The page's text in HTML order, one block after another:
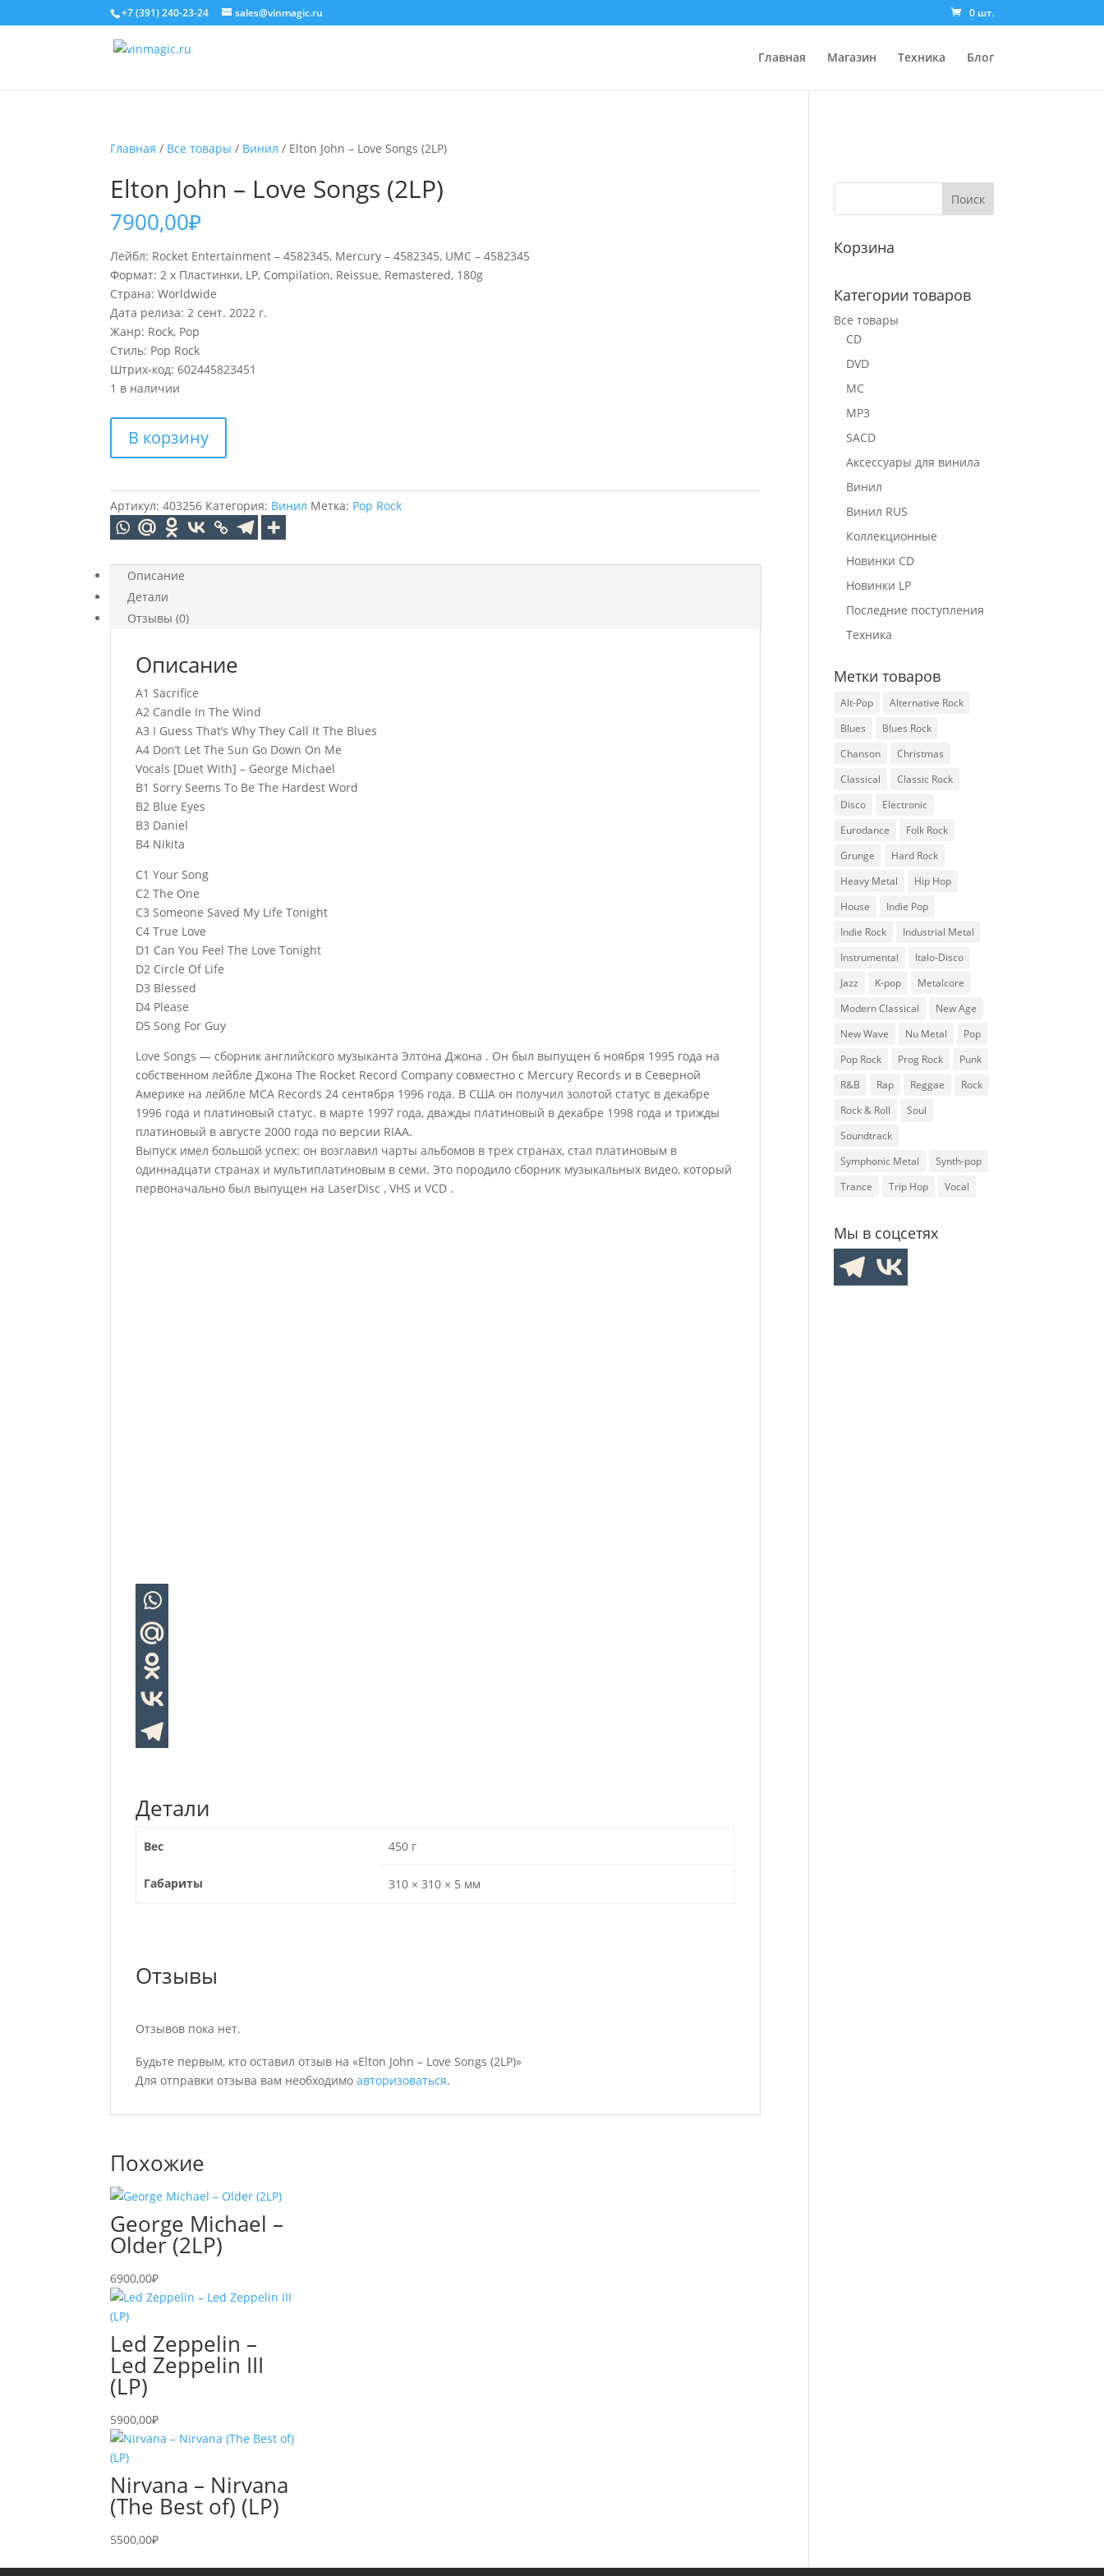
+7 (391) 240-23-24 sales@vinmagic.ru 0 шт.
Главная Магазин Техника Блог
Главная / Все товары / Винил / Elton John – Love Songs (2LP)
Elton John – Love Songs (2LP)
7900,00₽
Лейбл: Rocket Entertainment – 4582345, Mercury – 4582345, UMC – 4582345
Формат: 2 x Пластинки, LP, Compilation, Reissue, Remastered, 180g
Страна: Worldwide
Дата релиза: 2 сент. 2022 г.
Жанр: Rock, Pop
Стиль: Pop Rock
Штрих-код: 602445823451
1 в наличии
товара
Elton
–
Love
Songs
В корзину
Артикул:403256 Категория: Винил Метка: Pop Rock
Описание
Детали
Отзывы (0)
Описание
A1 Sacrifice
A2 Candle In The Wind
A3 I Guess That’s Why They Call It The Blues
A4 Don’t Let The Sun Go Down On Me
Vocals [Duet With] – George Michael
B1 Sorry Seems To Be The Hardest Word
B2 Blue Eyes
B3 Daniel
B4 Nikita
C1 Your Song
C2 The One
C3 Someone Saved My Life Tonight
C4 True Love
D1 Can You Feel The Love Tonight
D2 Circle Of Life
D3 Blessed
D4 Please
D5 Song For Guy
Love Songs — сборник английского музыканта Элтона Джона . Он был выпущен 6 ноября 1995 года на
собственном лейбле Джона The Rocket Record Company совместно с Mercury Records и в Северной
Америке на лейбле MCA Records 24 сентября 1996 года. В США он получил золотой статус в декабре
1996 года и платиновый статус. в марте 1997 года, дважды платиновый в декабре 1998 года и трижды
платиновый в августе 2000 года по версии RIAA.
Выпуск имел большой успех: он возглавил чарты альбомов в трех странах, стал платиновым в
одиннадцати странах и мультиплатиновым в семи. Это породило сборник музыкальных видео, который
первоначально был выпущен на LaserDisc , VHS и VCD .
Детали
Вес 450 г
Габариты 310 × 310 × 5 мм
Отзывы
Отзывов пока нет.
Будьте первым, кто оставил отзыв на «Elton John – Love Songs (2LP)»
Для отправки отзыва вам необходимоавторизоваться.
Похожие
George Michael –
Older (2LP)
6900,00₽
Led Zeppelin –
Led Zeppelin III
(LP)
5900,00₽
Nirvana – Nirvana
(The Best of) (LP)
5500,00₽
Корзина
Категории товаров
Все товары
CD
DVD
MC
MP3
SACD
Аксессуары для винила
Винил
Винил RUS
Коллекционные
Новинки CD
Новинки LP
Последние поступления
Техника
Метки товаров
Alt-Pop
Alternative Rock
Blues
Blues Rock
Chanson
Christmas
Classical
Classic Rock
Disco
Electronic
Eurodance
Folk Rock
Grunge
Hard Rock
Heavy Metal
Hip Hop
House
Indie Pop
Indie Rock
Industrial Metal
Instrumental
Italo-Disco
Jazz
K-pop
Metalcore
Modern Classical
New Age
New Wave
Nu Metal
Pop
Pop Rock
Prog Rock
Punk
R&B
Rap Reggae
Rock
Rock & Roll
Soul
Soundtrack
Symphonic Metal
Synth-pop
Trance
Trip Hop Vocal
Мы в соцсетях